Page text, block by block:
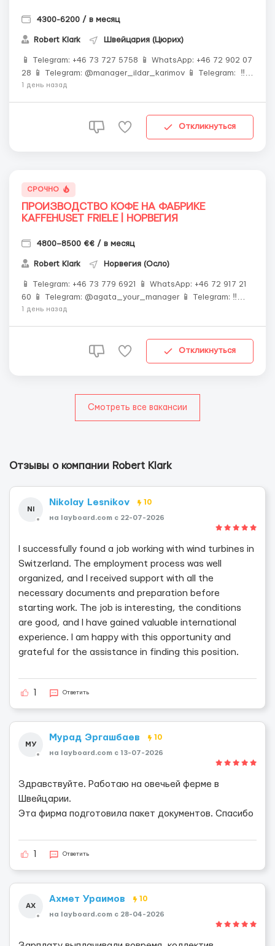
4300-6200 / в месяц
Robert Klark Швейцария (Цюрих)
📱 Telegram: +46 73 727 5758 📱 WhatsApp: +46 72 902 07
28 📱 Telegram: @manager_ildar_karimov 📱 Telegram: ‼️
ОБЯЗАТЕЛЬНО ПИШИТЕ ПЕРВЫМИ ‼️ Количество мест
1 день назад
Откликнуться
СРОЧНО
ПРОИЗВОДСТВО КОФЕ НА ФАБРИКЕ
KAFFEHUSET FRIELE | НОРВЕГИЯ
4800–8500 €€ / в месяц
Robert Klark Норвегия (Осло)
📱 Telegram: +46 73 779 6921 📱 WhatsApp: +46 72 917 21
60 📱 Telegram: @agata_your_manager 📱 Telegram: ‼️
ОБЯЗАТЕЛЬНО ПИШИТЕ ПЕРВЫМИ ‼️ Количество мест
заводе — стабильность и досто...
1 день назад
Откликнуться
Смотреть все вакансии
Отзывы о компании Robert Klark
NI
Nikolay Lesnikov 10
на layboard.com c 22-07-2026
I successfully found a job working with wind turbines in
Switzerland. The employment process was well
organized, and I received support with all the
necessary documents and preparation before
starting work. The job is interesting, the conditions
are good, and I have gained valuable international
experience. I am happy with this opportunity and
grateful for the assistance in finding this position.
Ответить
МУ
Мурад Эргашбаев 10
на layboard.com c 13-07-2026
Здравствуйте. Работаю на овечьей ферме в
Швейцарии.
Эта фирма подготовила пакет документов. Спасибо
Ответить
AХ
Aхмет Ураимов 10
на layboard.com c 28-04-2026